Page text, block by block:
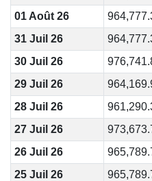
01 Août 26
31 Juil 26
30 Juil 26
29 Juil 26
28 Juil 26
27 Juil 26
26 Juil 26
25 Juil 26